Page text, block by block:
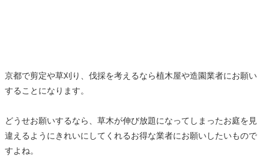
京都で剪定や草刈り、伐採を考えるなら植木屋や造園業者にお願い
することになります。
どうせお願いするなら、草木が伸び放題になってしまったお庭を見
違えるようにきれいにしてくれるお得な業者にお願いしたいもので
すよね。